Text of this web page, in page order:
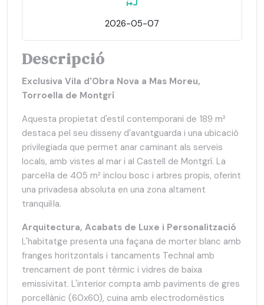
2026-05-07
Descripció
Exclusiva Vila d'Obra Nova a Mas Moreu,
Torroella de Montgrí
Aquesta propietat d'estil contemporani de 189 m²
destaca pel seu disseny d'avantguarda i una ubicació
privilegiada que permet anar caminant als serveis
locals, amb vistes al mar i al Castell de Montgrí. La
parcel·la de 405 m² inclou bosc i arbres propis, oferint
una privadesa absoluta en una zona altament
tranquil·la.
Arquitectura, Acabats de Luxe i Personalització
L'habitatge presenta una façana de morter blanc amb
franges horitzontals i tancaments Technal amb
trencament de pont tèrmic i vidres de baixa
emissivitat. L'interior compta amb paviments de gres
porcellànic (60x60), cuina amb electrodomèstics